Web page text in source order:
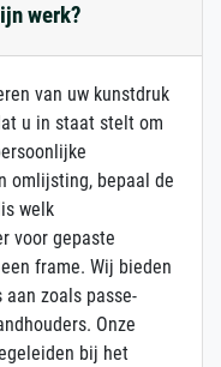
werk?
van uw kunstdruk
u in staat stelt om
omlijsting, bepaal de
welk
voor gepaste
frame. Wij bieden
zoals passe-
Onze
bij het